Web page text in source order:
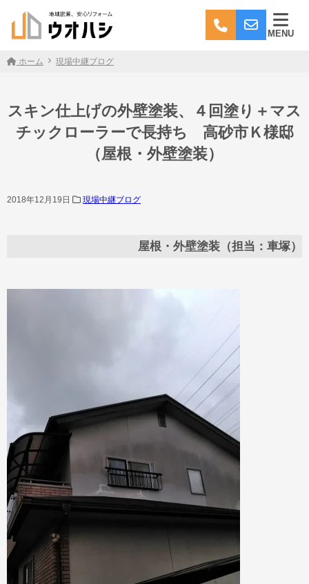
MENU
ホーム 現場中継ブログ
スキン仕上げの外壁塗装、４回塗り＋マス
チックローラーで長持ち 高砂市Ｋ様邸
（屋根・外壁塗装）
2018年12月19日 現場中継ブログ
屋根・外壁塗装（担当：車塚）